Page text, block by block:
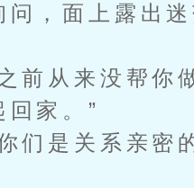
面上露出迷
从来没帮你
家。”
是关系亲密